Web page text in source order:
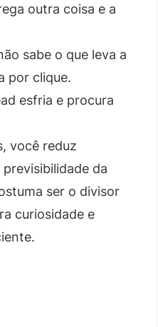
outra coisa e a
sabe o que leva a
por clique.
esfria e procura
você reduz
da
ser o divisor
curiosidade e